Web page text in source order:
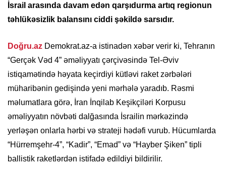
İsrail arasında davam edən qarşıdurma artıq regionun
təhlükəsizlik balansını ciddi şəkildə sarsıdır.
Doğru.az Demokrat.az-a istinadən xəbər verir ki, Tehranın
“Gerçək Vəd 4” əməliyyatı çərçivəsində Tel-Əviv
istiqamətində həyata keçirdiyi kütləvi raket zərbələri
müharibənin gedişində yeni mərhələ yaradıb. Rəsmi
məlumatlara görə, İran İnqilab Keşikçiləri Korpusu
əməliyyatın növbəti dalğasında İsrailin mərkəzində
yerləşən onlarla hərbi və strateji hədəfi vurub. Hücumlarda
“Hürremşehr-4”, “Kadir”, “Emad” və “Hayber Şiken” tipli
ballistik raketlərdən istifadə edildiyi bildirilir.